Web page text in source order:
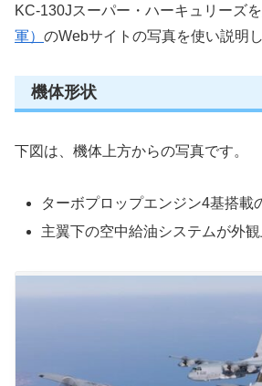
KC-130Jスーパー・ハーキュリーズを
軍） のWebサイトの写真を使い説明し
機体形状
下図は、機体上方からの写真です。
ターボプロップエンジン4基搭載
主翼下の空中給油システムが外観